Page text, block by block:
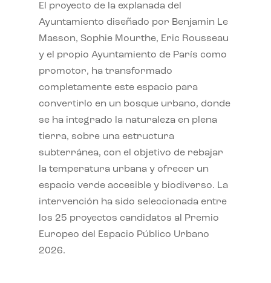
El proyecto de la explanada del
Ayuntamiento diseñado por Benjamin Le
Masson, Sophie Mourthe, Eric Rousseau
y el propio Ayuntamiento de París como
promotor, ha transformado
completamente este espacio para
convertirlo en un bosque urbano, donde
se ha integrado la naturaleza en plena
tierra, sobre una estructura
subterránea, con el objetivo de rebajar
la temperatura urbana y ofrecer un
espacio verde accesible y biodiverso. La
intervención ha sido seleccionada entre
los 25 proyectos candidatos al Premio
Europeo del Espacio Público Urbano
2026.